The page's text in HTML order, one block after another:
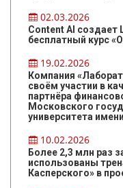
02.03.2026
Content AI создает
бесплатный курс
19.02.2026
Компания
своём участии в
партнёра
Московского
университета
10.02.2026
Более 2,3 млн раз
использованы
Касперского» в